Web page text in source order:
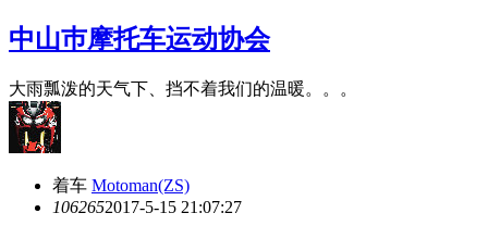
中山巿摩托车运动协会
大雨瓢泼的天气下、挡不着我们的温暖。。。
着车 Motoman(ZS)
1062652017-5-15 21:07:27